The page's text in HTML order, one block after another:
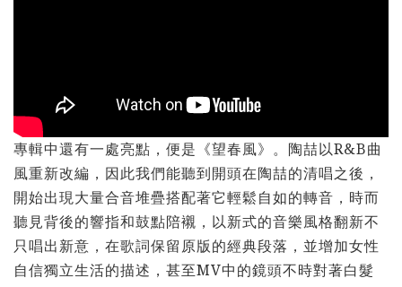
專輯中還有一處亮點，便是《望春風》。陶喆以R&B曲
風重新改編，因此我們能聽到開頭在陶喆的清唱之後，
開始出現大量合音堆疊搭配著它輕鬆自如的轉音，時而
聽見背後的響指和鼓點陪襯，以新式的音樂風格翻新不
只唱出新意，在歌詞保留原版的經典段落，並增加女性
自信獨立生活的描述，甚至MV中的鏡頭不時對著白髮